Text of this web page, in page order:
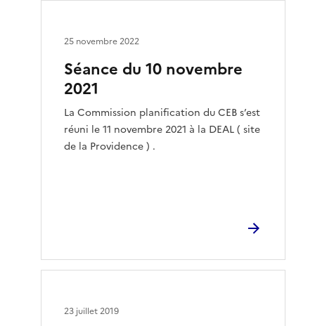
Séance du 10 novembre
2021
La Commission planification du CEB s’est
réuni le 11 novembre 2021 à la DEAL ( site
de la Providence ) .
25 novembre 2022
23 juillet 2019